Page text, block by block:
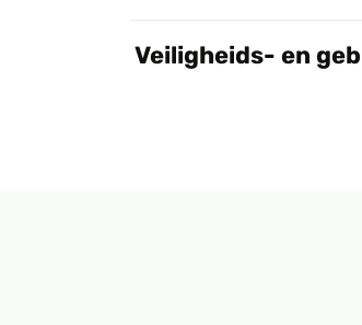
Veiligheids- en